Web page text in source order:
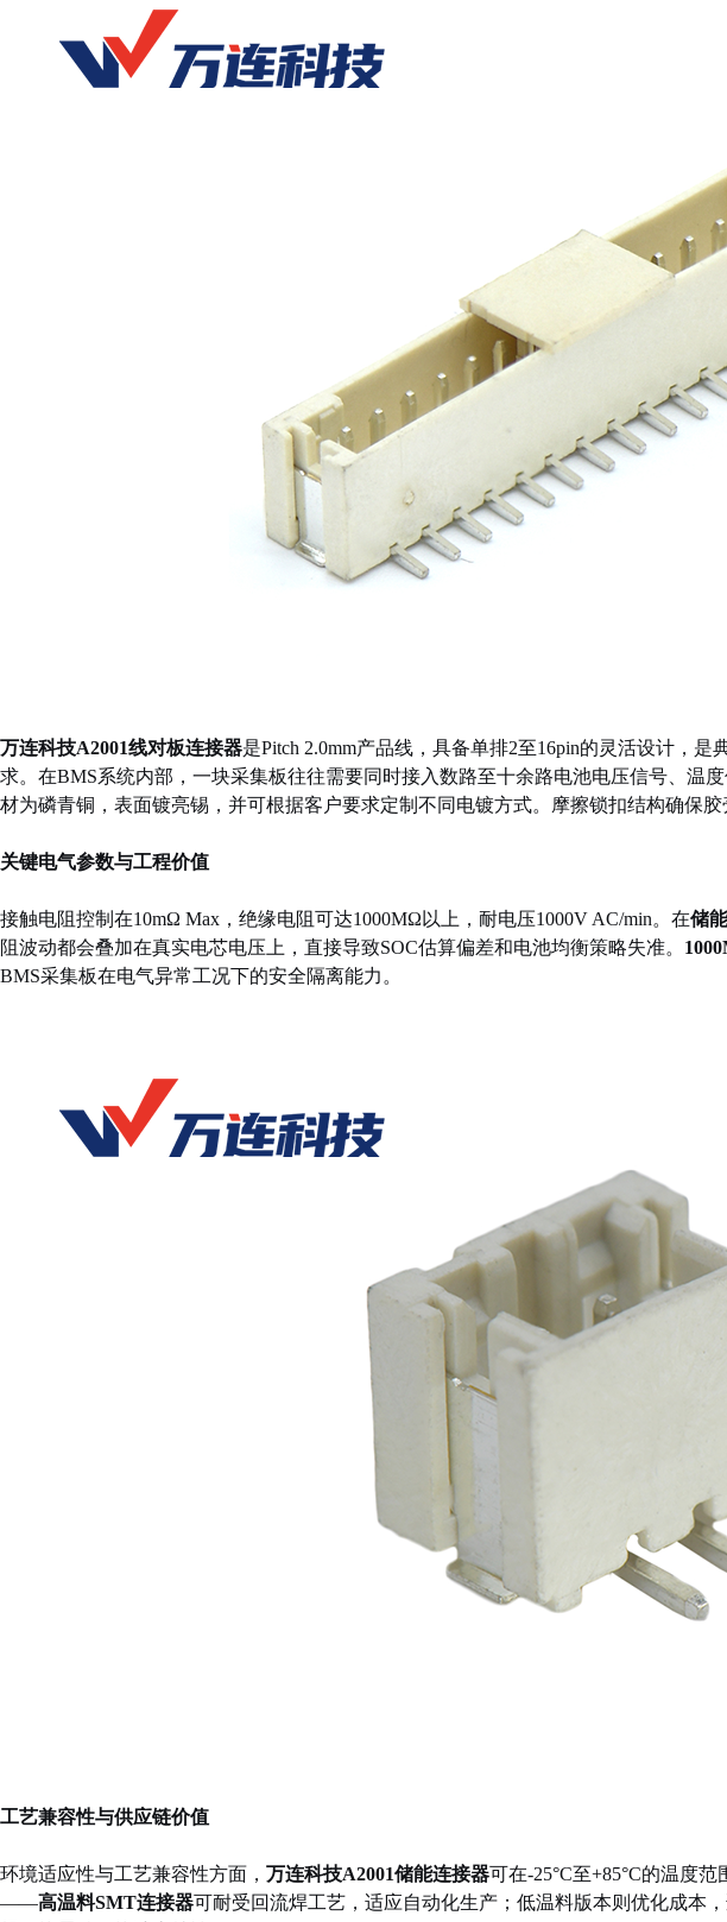
万连科技A2001线对板连接器是Pitch 2.0mm产品线，具备单排2至16pin的灵活设计，是
求。在BMS系统内部，一块采集板往往需要同时接入数路至十余路电池电压信号、
材为磷青铜，表面镀亮锡，并可根据客户要求定制不同电镀方式。摩擦锁扣结构确保胶
关键电气参数与工程价值
接触电阻控制在10mΩ Max，绝缘电阻可达1000MΩ以上，耐电压1000V AC/min。在储
阻波动都会叠加在真实电芯电压上，直接导致SOC估算偏差和电池均衡策略失准。
BMS采集板在电气异常工况下的安全隔离能力。
工艺兼容性与供应链价值
环境适应性与工艺兼容性方面， 万连科技A2001储能连接器可在-25°C至+85°C的温度
——高温料SMT连接器可耐受回流焊工艺，适应自动化生产；低温料版本则优化成本